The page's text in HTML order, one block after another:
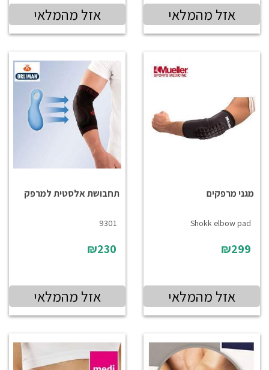
אזל מהמלאי אזל מהמלאי
מגני מרפקים
Shokk elbow pad
₪299
אזל מהמלאי
תחבושת אלסטית למרפק
9301
₪230
אזל מהמלאי